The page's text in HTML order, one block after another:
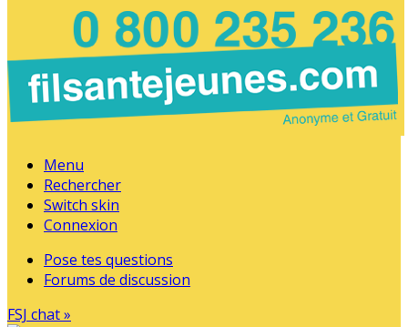
Menu
Rechercher
Switch skin
Connexion
Pose tes questions
Forums de discussion
FSJ chat »